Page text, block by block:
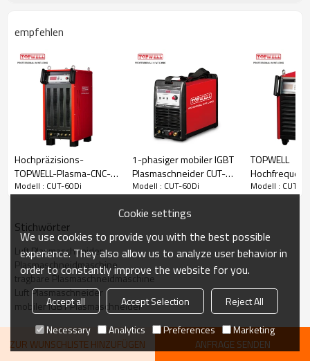
Eingangsleistung: 200-240V, 1-phasig
Nennleistung bei 40 ° C (104 ° F):
60A bei 110 V bei 60% Einschaltdauer
Gewicht: 19 kg
Vorteile
Die maximale Produktivität
Das Schneiden von 10 mm bei 500 mm / min sichert die maximale
Produktivität (optionale Taschenlampe).
Beende Jobs viel schneller mit Schnittgeschwindigkeiten, die
größer als Oxyfuel sind.
empfehlen
Hochpräzisions-
TOPWELL-Plasma-CNC-
Fräser CUT-200HD CNC
Modell : CUT-60Di
1-phasiger mobiler IGBT
Plasmaschneider CUT-
40Di
Modell : CUT-60Di
TOPWELL
CUT-100H HF
Modell : CUT-
Stichwörter
Luft Plasmaschneider
Plasmaschneidmaschine
tragbare Plasmaschneidmaschine
Luft Plasmaschneider
mobiler IGBT Plasmaschneider
ZUR WUNSCHLISTE HINZUFÜGEN ANFRAGE SENDEN
Cookie settings
We use cookies to provide you with the best possible
experience. They also allow us to analyze user behavior in
order to constantly improve the website for you.
Accept all Accept Selection
Reject All
Necessary
Analytics Preferences Marketing